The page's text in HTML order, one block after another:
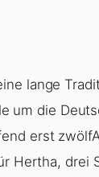
lange
um die
erst
Hertha, drei